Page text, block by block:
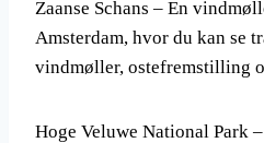
Zaanse Schans – En
Amsterdam, hvor du kan se
vindmøller, ostefremstilling
Hoge Veluwe National Park